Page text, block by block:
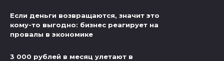
Если деньги возвращаются, значит это
кому-то выгодно: бизнес реагирует на
провалы в экономике
3 000 рублей в месяц улетают в